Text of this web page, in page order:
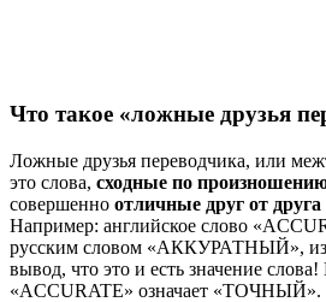
Что такое «ложные друзья
Ложные друзья переводчика, или
это слова, сходные по
совершенно отличные друг от
Например: английское слово
русским словом «АККУРАТНЫЙ», из
вывод, что это и есть значение
«ACCURATE» означает «ТОЧНЫЙ».